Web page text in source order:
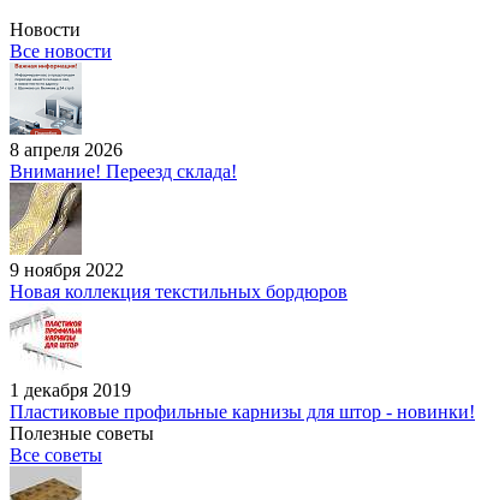
Новости
Все новости
8 апреля 2026
Внимание! Переезд склада!
9 ноября 2022
Новая коллекция текстильных бордюров
1 декабря 2019
Пластиковые профильные карнизы для штор - новинки!
Полезные советы
Все советы